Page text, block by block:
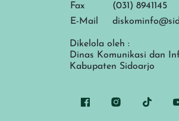
Fax
(031) 8941145
E-Mail
Dikelola oleh :
Dinas Komunikasi dan
Kabupaten Sidoarjo